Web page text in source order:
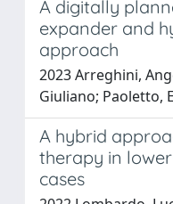
A digitally
expander and
approach
2023 Arreghini,
Giuliano; Paoletto,
A hybrid
therapy in
cases